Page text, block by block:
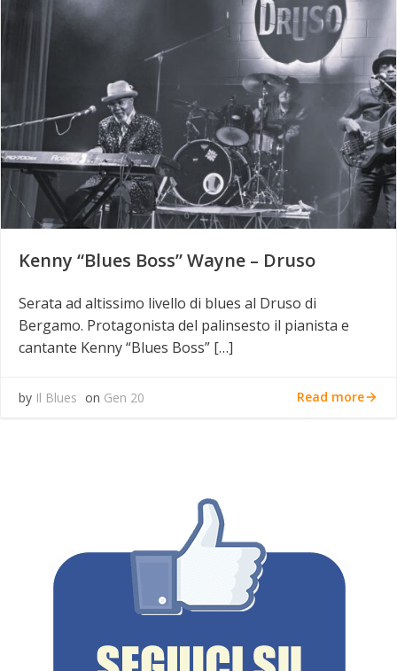
Kenny “Blues Boss” Wayne – Druso
Serata ad altissimo livello di blues al Druso di
Bergamo. Protagonista del palinsesto il pianista e
cantante Kenny “Blues Boss” […]
by Il Blues on Gen 20 Read more